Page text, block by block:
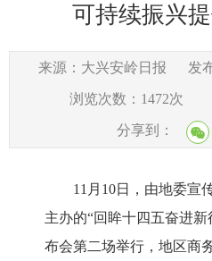
可持续振兴
来源：大兴安岭日报 发
浏览次数： 1472次
分享到：
11月10日，由地委宣
主办的“回眸十四五奋进
布会第二场举行，地区商